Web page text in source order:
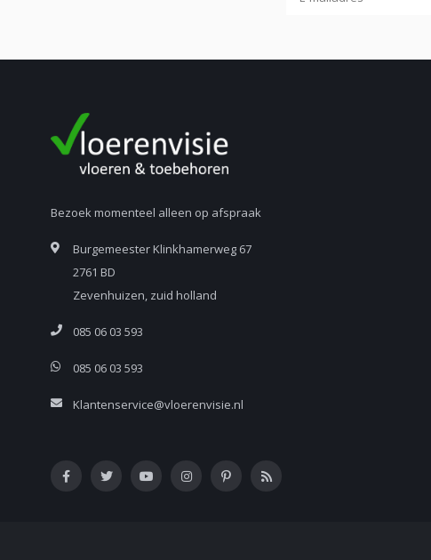
Bezoek momenteel alleen op afspraak
Burgemeester Klinkhamerweg 67
2761 BD
Zevenhuizen, zuid holland
085 06 03 593
085 06 03 593
Klantenservice@vloerenvisie.nl